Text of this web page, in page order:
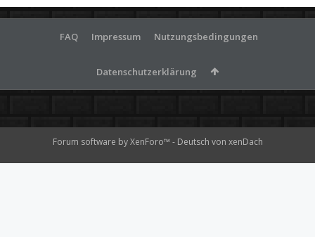
FAQ Impressum Nutzungsbedingungen
Datenschutzerklärung
Forum software by XenForo™ - Deutsch von xenDach